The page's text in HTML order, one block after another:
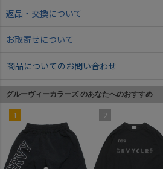
返品・交換について
お取寄せについて
商品についてのお問い合わせ
グルーヴィーカラーズ のあなたへのおすすめ
1 2